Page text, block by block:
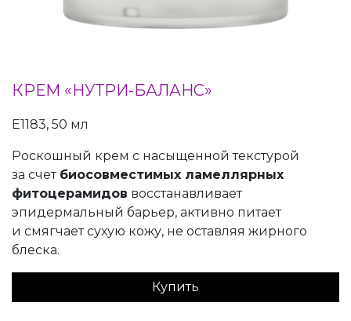
КРЕМ «НУТРИ-БАЛАНС»
Е1183, 50 мл
Роскошный крем с насыщенной текстурой
за счет биосовместимых ламеллярных
фитоцерамидов восстанавливает
эпидермальный барьер, активно питает
и смягчает сухую кожу, не оставляя жирного
блеска.
Купить